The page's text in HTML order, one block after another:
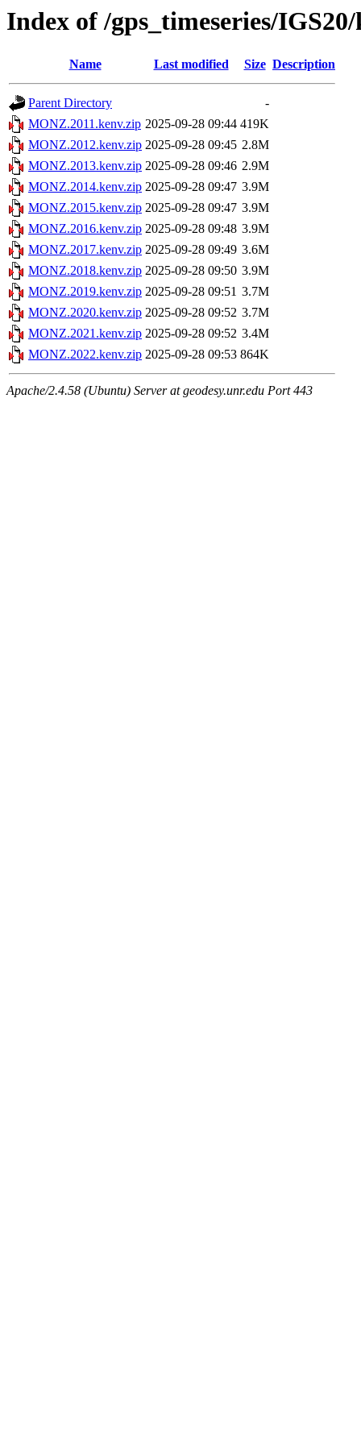
Index of /gps_timeseries/
Name Last modified Size Description
Parent Directory
-
MONZ.2011.kenv.zip 2025-09-28 09:44 419K
MONZ.2012.kenv.zip 2025-09-28 09:45 2.8M
MONZ.2013.kenv.zip 2025-09-28 09:46 2.9M
MONZ.2014.kenv.zip 2025-09-28 09:47 3.9M
MONZ.2015.kenv.zip 2025-09-28 09:47 3.9M
MONZ.2016.kenv.zip 2025-09-28 09:48 3.9M
MONZ.2017.kenv.zip 2025-09-28 09:49 3.6M
MONZ.2018.kenv.zip 2025-09-28 09:50 3.9M
MONZ.2019.kenv.zip 2025-09-28 09:51 3.7M
MONZ.2020.kenv.zip 2025-09-28 09:52 3.7M
MONZ.2021.kenv.zip 2025-09-28 09:52 3.4M
MONZ.2022.kenv.zip 2025-09-28 09:53 864K
Apache/2.4.58 (Ubuntu) Server at geodesy.unr.edu Port 443